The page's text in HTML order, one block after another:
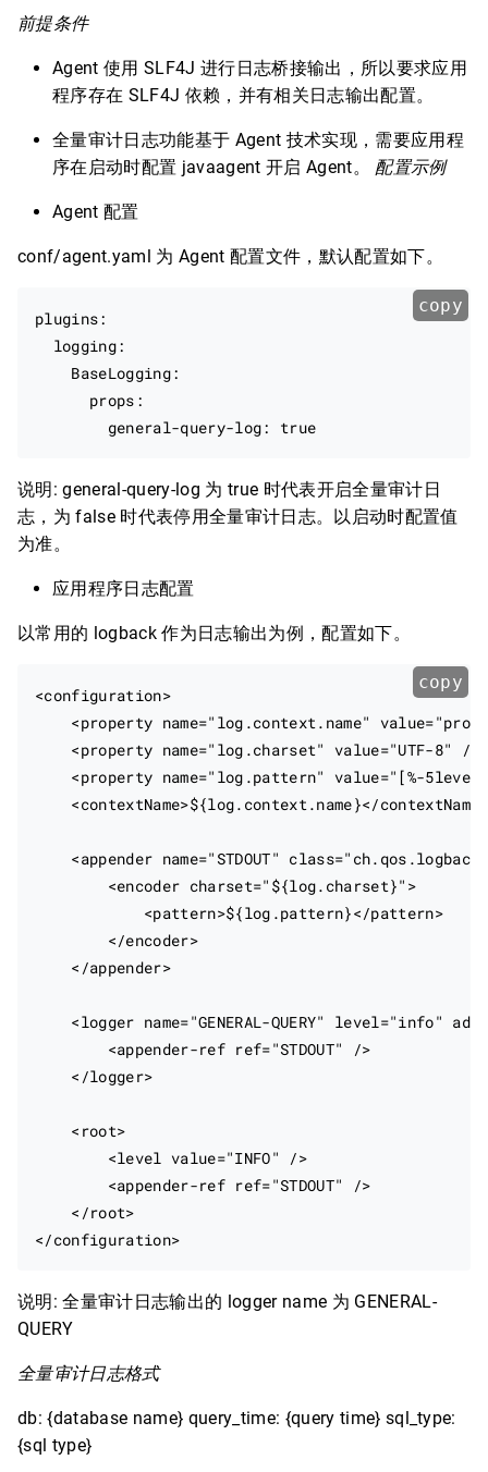
前提条件
Agent 使用 SLF4J 进行日志桥接输出，所以要求应用
程序存在 SLF4J 依赖，并有相关日志输出配置。
全量审计日志功能基于 Agent 技术实现，需要应用程
序在启动时配置 javaagent 开启 Agent。 配置示例
Agent 配置
conf/agent.yaml 为 Agent 配置文件，默认配置如下。
copy
plugins:
  logging:
    BaseLogging:
      props:
说明: general-query-log 为 true 时代表开启全量审计日
志，为 false 时代表停用全量审计日志。以启动时配置值
为准。
应用程序日志配置
以常用的 logback 作为日志输出为例，配置如下。
copy
<configuration>
<property name="log.context.name"
    <property name="log.charset" value="UTF-8" />
<property name="log.pattern" value="[%-
    <contextName>${log.context.name}</contextName>
<appender name="STDOUT"
        <encoder charset="${log.charset}">
            <pattern>${log.pattern}</pattern>
        </encoder>
    </appender>
<logger name="GENERAL-QUERY" level="info"
        <appender-ref ref="STDOUT" />
    </logger>
    <root>
        <level value="INFO" />
        <appender-ref ref="STDOUT" />
    </root>
说明: 全量审计日志输出的 logger name 为 GENERAL-
QUERY
全量审计日志格式
db: {database name} query_time: {query time} sql_type:
{sql type}